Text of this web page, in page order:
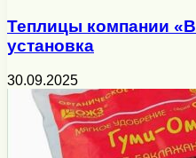
Теплицы компании
установка
30.09.2025